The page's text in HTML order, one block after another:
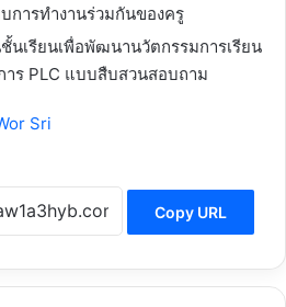
การทำงานร่วมกันของครู
นเรียนเพื่อพัฒนานวัตกรรมการเรียน
าร PLC แบบสืบสวนสอบถาม
Sri
Copy URL